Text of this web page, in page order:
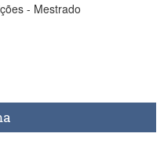
- Mestrado